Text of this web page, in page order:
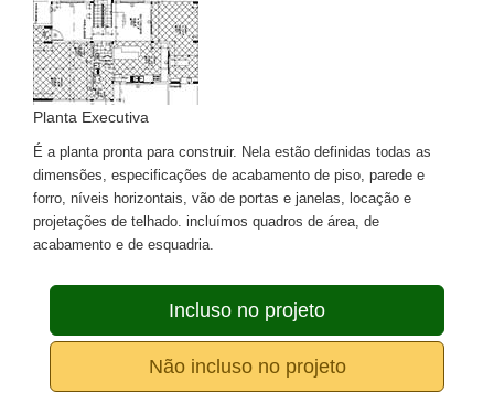
Planta Executiva
É a planta pronta para construir. Nela estão definidas todas as
dimensões, especificações de acabamento de piso, parede e
forro, níveis horizontais, vão de portas e janelas, locação e
projetações de telhado. incluímos quadros de área, de
acabamento e de esquadria.
Incluso no projeto
Não incluso no projeto